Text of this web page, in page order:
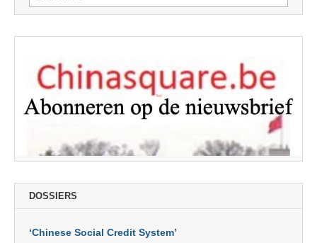
naar:
DOSSIERS
‘Chinese Social Credit System’